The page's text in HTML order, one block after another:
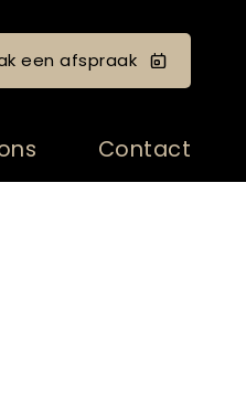
een afspraak
Contact